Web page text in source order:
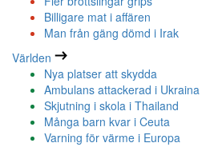
Billigare mat i affären
Man från gäng dömd i Irak
Världen
Nya platser att skydda
Ambulans attackerad i Ukraina
Skjutning i skola i Thailand
Många barn kvar i Ceuta
Varning för värme i Europa